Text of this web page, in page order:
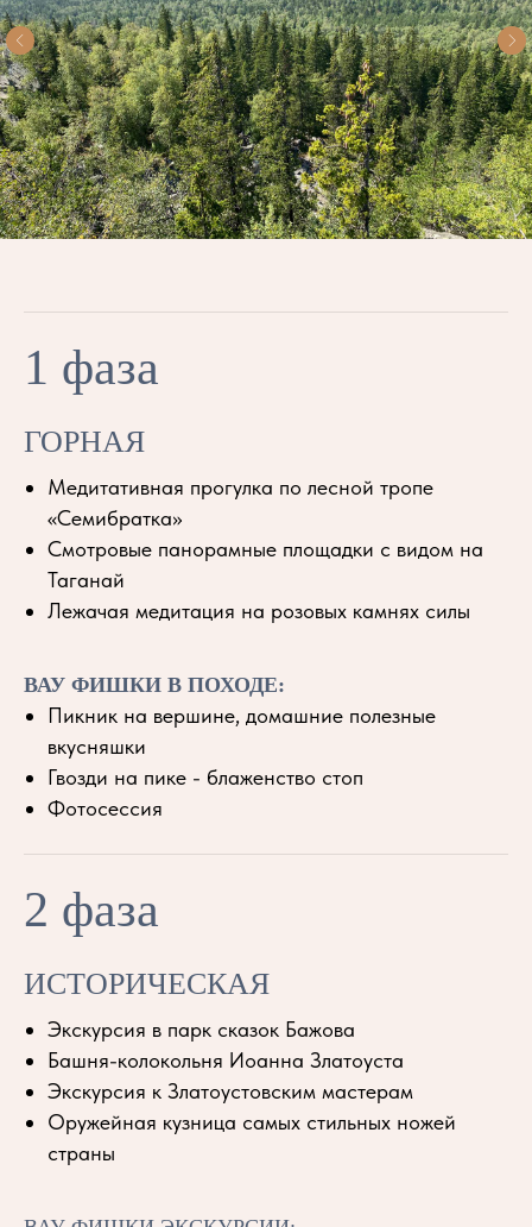
1 фаза
ГОРНАЯ
Медитативная прогулка по лесной тропе
«Семибратка»
Смотровые панорамные площадки с видом на
Таганай
Лежачая медитация на розовых камнях силы
ВАУ ФИШКИ В ПОХОДЕ:
Пикник на вершине, домашние полезные
вкусняшки
Гвозди на пике - блаженство стоп
Фотосессия
2 фаза
ИСТОРИЧЕСКАЯ
Экскурсия в парк сказок Бажова
Башня-колокольня Иоанна Златоуста
Экскурсия к Златоустовским мастерам
Оружейная кузница самых стильных ножей
страны